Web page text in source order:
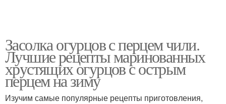
Засолка огурцов с перцем чили.
Лучшие рецепты маринованных
хрустящих огурцов с острым
перцем на зиму
Изучим самые популярные рецепты приготовления,